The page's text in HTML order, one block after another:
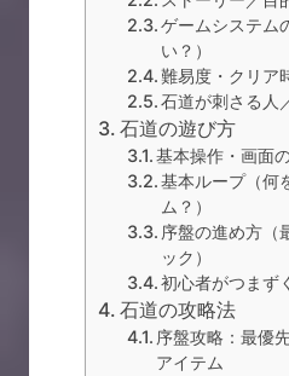
ゲームシステム
い？）
難易度・クリア
石道が刺さる人
石道の遊び方
基本操作・画面
基本ループ（何
ム？）
序盤の進め方（
ック）
初心者がつまず
石道の攻略法
序盤攻略：最優
アイテム